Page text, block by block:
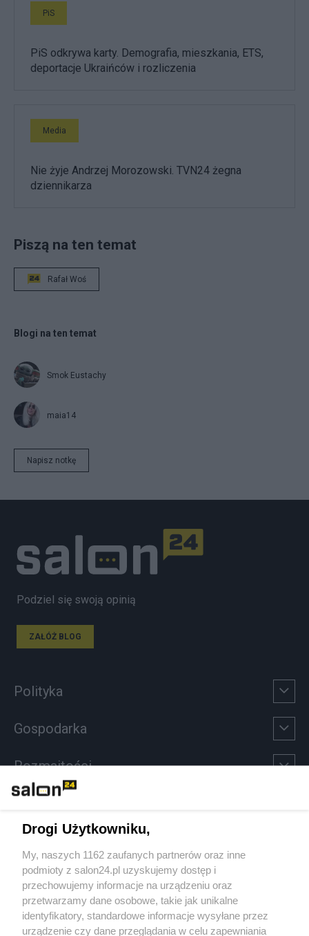
PiS
PiS odkrywa karty. Demografia, mieszkania, ETS,
deportacje Ukraińców i rozliczenia
Media
Nie żyje Andrzej Morozowski. TVN24 żegna
dziennikarza
Piszą na ten temat
Rafał Woś
Blogi na ten temat
Smok Eustachy
maia14
Napisz notkę
Podziel się swoją opinią
ZAŁÓŻ BLOG
Polityka
Gospodarka
Rozmaitości
Sport
Społeczeństwo
Kultura
Drogi Użytkowniku,
My, naszych 1162 zaufanych partnerów oraz inne
podmioty z salon24.pl uzyskujemy dostęp i
przechowujemy informacje na urządzeniu oraz
przetwarzamy dane osobowe, takie jak unikalne
identyfikatory, standardowe informacje wysyłane przez
urządzenie czy dane przeglądania w celu zapewniania